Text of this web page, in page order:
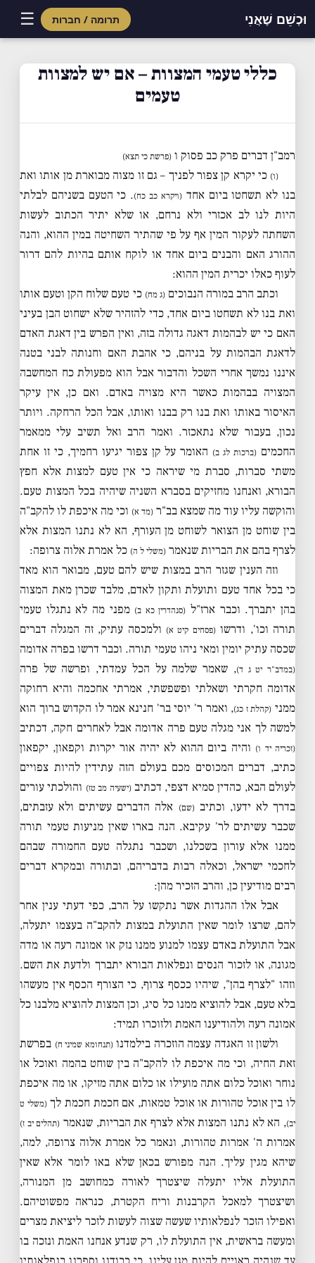
וּכְשֵׁם שֶׁאֲנִי תרומה / חברות ☰
כללי טעמי המצוות – אם יש למצוות
טעמים
רמב"ן דברים פרק כב פסוק ו (פרשת כי תצא)
(ו) כי יקרא קן צפור לפניך – גם זו מצוה מבוארת מן אותו ואת
בנו לא תשחטו ביום אחד(ויקרא כב כח). כי הטעם בשניהם לבלתי
היות לנו לב אכזרי ולא נרחם, או שלא יתיר הכתוב לעשות
השחתה לעקור המין אף על פי שהתיר השחיטה במין ההוא, והנה
ההורג האם והבנים ביום אחד או לוקח אותם בהיות להם דרור
לעוף כאלו יכרית המין ההוא:
וכתב הרב במורה הנבוכים(ג מח) כי טעם שלוח הקן וטעם אותו
ואת בנו לא תשחטו ביום אחד, כדי להזהיר שלא ישחוט הבן בעיני
האם כי יש לבהמות דאגה גדולה בזה, ואין הפרש בין דאגת האדם
לדאגת הבהמות על בניהם, כי אהבת האם וחנותה לבני בטנה
איננו נמשך אחרי השכל והדבור אבל הוא מפעולת כח המחשבה
המצויה בבהמות כאשר היא מצויה באדם. ואם כן, אין עיקר
האיסור באותו ואת בנו רק בבנו ואותו, אבל הכל הרחקה. ויותר
נכון, בעבור שלא נתאכזר. ואמר הרב ואל תשיב עלי ממאמר
החכמים (ברכות לג ב) האומר על קן צפור יגיעו רחמיך, כי זו אחת
משתי סברות, סברת מי שיראה כי אין טעם למצות אלא חפץ
הבורא, ואנחנו מחזיקים בסברא השניה שיהיה בכל המצות טעם.
והוקשה עליו עוד מה שמצא בב"ר (מד א) וכי מה איכפת לו להקב"ה
בין שוחט מן הצואר לשוחט מן העורף, הא לא נתנו המצות אלא
לצרף בהם את הבריות שנאמר (משלי ל ה) כל אמרת אלוה צרופה:
וזה הענין שגזר הרב במצות שיש להם טעם, מבואר הוא מאד
כי בכל אחד טעם ותועלת ותקון לאדם, מלבד שכרן מאת המצוה
בהן יתברך. וכבר ארז"ל (סנהדרין כא ב) מפני מה לא נתגלו טעמי
תורה וכו', ודרשו(פסחים קיט א) ולמכסה עתיק, זה המגלה דברים
שכסה עתיק יומין ומאי ניהו טעמי תורה. וכבר דרשו בפרה אדומה
(במדב"ר יט ג ד), שאמר שלמה על הכל עמדתי, ופרשה של פרה
אדומה חקרתי ושאלתי ופשפשתי, אמרתי אחכמה והיא רחוקה
ממני (קהלת ז כג), ואמר ר' יוסי בר' חנינא אמר לו הקדוש ברוך הוא
למשה לך אני מגלה טעם פרה אדומה אבל לאחרים חקה, דכתיב
(זכריה יד ו) והיה ביום ההוא לא יהיה אור יקרות וקפאון, יקפאון
כתיב, דברים המכוסים מכם בעולם הזה עתידין להיות צפויים
לעולם הבא, כהדין סמיא דצפי, דכתיב(ישעיה מב טז) והולכתי עורים
בדרך לא ידעו, וכתיב(שם) אלה הדברים עשיתים ולא עזבתים,
שכבר עשיתים לר' עקיבא. הנה בארו שאין מניעות טעמי תורה
ממנו אלא עורון בשכלנו, ושכבר נתגלה טעם החמורה שבהם
לחכמי ישראל, וכאלה רבות בדבריהם, ובתורה ובמקרא דברים
רבים מודיעין כן, והרב הזכיר מהן:
אבל אלו ההגדות אשר נתקשו על הרב, כפי דעתי ענין אחר
להם, שרצו לומר שאין התועלת במצות להקב"ה בעצמו יתעלה,
אבל התועלת באדם עצמו למנוע ממנו נזק או אמונה רעה או מדה
מגונה, או לזכור הנסים ונפלאות הבורא יתברך ולדעת את השם.
וזהו "לצרף בהן", שיהיו ככסף צרוף, כי הצורף הכסף אין מעשהו
בלא טעם, אבל להוציא ממנו כל סיג, וכן המצות להוציא מלבנו כל
אמונה רעה ולהודיענו האמת ולזוכרו תמיד:
ולשון זו האגדה עצמה הוזכרה בילמדנו(תנחומא שמיני ח) בפרשת
זאת החיה, וכי מה איכפת לו להקב"ה בין שוחט בהמה ואוכל או
נוחר ואוכל כלום אתה מועילו או כלום אתה מזיקו, או מה איכפת
לו בין אוכל טהורות או אוכל טמאות, אם חכמת חכמת לך(משלי ט
יב), הא לא נתנו המצות אלא לצרף את הבריות, שנאמר (תהלים יב ז)
אמרות ה' אמרות טהורות, ונאמר כל אמרת אלוה צרופה, למה,
שיהא מגין עליך. הנה מפורש בכאן שלא באו לומר אלא שאין
התועלת אליו יתעלה שיצטרך לאורה כמחושב מן המנורה,
ושיצטרך למאכל הקרבנות וריח הקטרת, כנראה מפשוטיהם.
ואפילו הזכר לנפלאותיו שעשה שצוה לעשות לזכר ליציאת מצרים
ומעשה בראשית, אין התועלת לו, רק שנדע אנחנו האמת ונזכה בו